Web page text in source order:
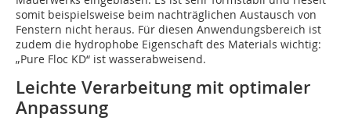
somit beispielsweise beim nachträglichen Austausch von
Fenstern nicht heraus. Für diesen Anwendungsbereich ist
zudem die hydrophobe Eigenschaft des Materials wichtig:
„Pure Floc KD“ ist wasserabweisend.
Leichte Verarbeitung mit optimaler
Anpassung